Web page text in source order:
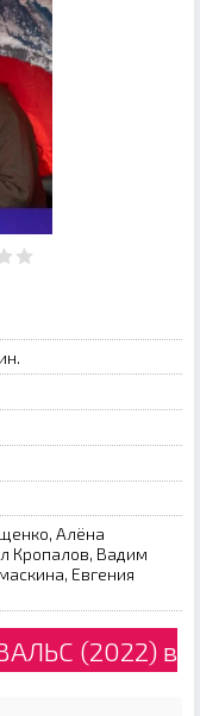
Алёна
Кропалов, Вадим
Евгения
(2022) в